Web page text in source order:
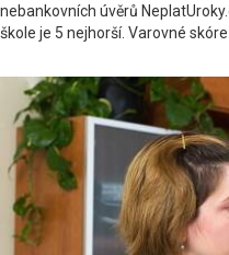
nebankovních úvěrů
škole je 5 nejhorší. Varovné